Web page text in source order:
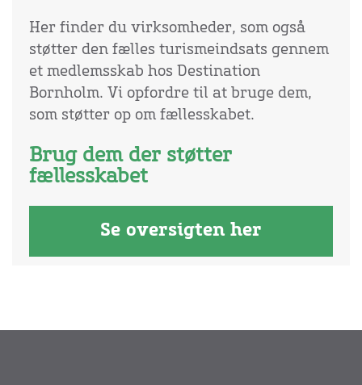
Her finder du virksomheder, som også
støtter den fælles turismeindsats gennem
et medlemsskab hos Destination
Bornholm. Vi opfordre til at bruge dem,
som støtter op om fællesskabet.
Brug dem der støtter
fællesskabet
Se oversigten her